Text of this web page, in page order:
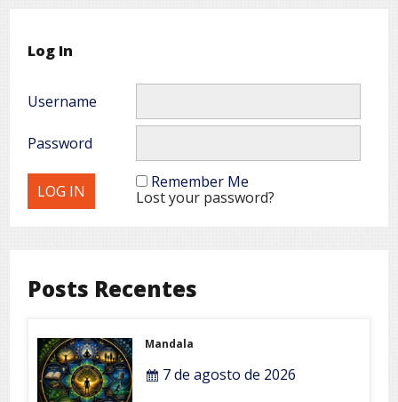
Log In
Username
Password
Remember Me
Lost your password?
Posts Recentes
Mandala
7 de agosto de 2026